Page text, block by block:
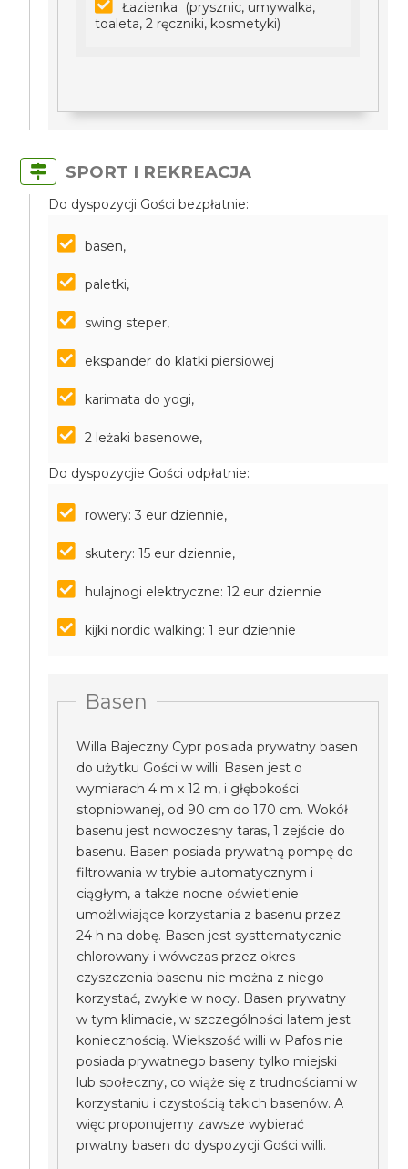
Łazienka (prysznic, umywalka,
toaleta, 2 ręczniki, kosmetyki)
SPORT I REKREACJA
Do dyspozycji Gości bezpłatnie:
basen,
paletki,
swing steper,
ekspander do klatki piersiowej
karimata do yogi,
2 leżaki basenowe,
Do dyspozycjie Gości odpłatnie:
rowery: 3 eur dziennie,
skutery: 15 eur dziennie,
hulajnogi elektryczne: 12 eur dziennie
kijki nordic walking: 1 eur dziennie
Basen
Willa Bajeczny Cypr posiada prywatny basen
do użytku Gości w willi. Basen jest o
wymiarach 4 m x 12 m, i głębokości
stopniowanej, od 90 cm do 170 cm. Wokół
basenu jest nowoczesny taras, 1 zejście do
basenu. Basen posiada prywatną pompę do
filtrowania w trybie automatycznym i
ciągłym, a także nocne oświetlenie
umożliwiające korzystania z basenu przez
24 h na dobę. Basen jest systtematycznie
chlorowany i wówczas przez okres
czyszczenia basenu nie można z niego
korzystać, zwykle w nocy. Basen prywatny
w tym klimacie, w szczególności latem jest
koniecznością. Wiekszość willi w Pafos nie
posiada prywatnego baseny tylko miejski
lub społeczny, co wiąże się z trudnościami w
korzystaniu i czystością takich basenów. A
więc proponujemy zawsze wybierać
prwatny basen do dyspozycji Gości willi.